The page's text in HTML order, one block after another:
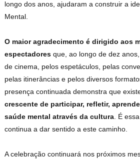
longo dos anos, ajudaram a construir a
Mental.
O maior agradecimento é dirigido aos
espectadores que, ao longo de dez
de cinema, pelos espetáculos, pelas
pelas itinerâncias e pelos diversos
presença continuada demonstra que
crescente de participar, refletir,
saúde mental através da cultura. É
continua a dar sentido a este caminho.
A celebração continuará nos próximos